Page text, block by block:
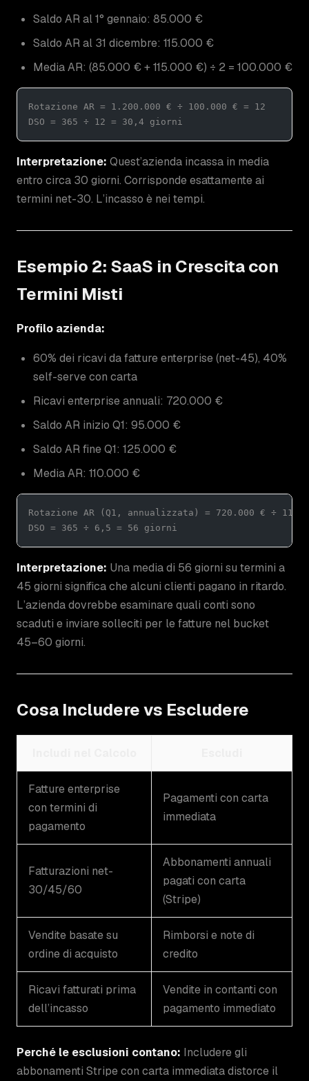
Saldo AR al 1° gennaio: 85.000 €
Saldo AR al 31 dicembre: 115.000 €
Media AR: (85.000 € + 115.000 €) ÷ 2 = 100.000 €
Rotazione AR = 1.200.000 € ÷ 100.000 € = 12
DSO = 365 ÷ 12 = 30,4 giorni
Interpretazione: Quest’azienda incassa in media
entro circa 30 giorni. Corrisponde esattamente ai
termini net-30. L’incasso è nei tempi.
Esempio 2: SaaS in Crescita con
Termini Misti
Profilo azienda:
60% dei ricavi da fatture enterprise (net-45), 40%
self-serve con carta
Ricavi enterprise annuali: 720.000 €
Saldo AR inizio Q1: 95.000 €
Saldo AR fine Q1: 125.000 €
Media AR: 110.000 €
Rotazione AR (Q1, annualizzata) = 720.000 € ÷
DSO = 365 ÷ 6,5 = 56 giorni
Interpretazione: Una media di 56 giorni su termini a
45 giorni significa che alcuni clienti pagano in ritardo.
L’azienda dovrebbe esaminare quali conti sono
scaduti e inviare solleciti per le fatture nel bucket
45–60 giorni.
Cosa Includere vs Escludere
Fatture enterprise
con termini di
pagamento
Pagamenti con carta
immediata
Fatturazioni net-
30/45/60
Abbonamenti annuali
pagati con carta
(Stripe)
Vendite basate su
ordine di acquisto
Rimborsi e note di
credito
Ricavi fatturati prima
dell’incasso
Vendite in contanti con
pagamento immediato
Perché le esclusioni contano: Includere gli
abbonamenti Stripe con carta immediata distorce il